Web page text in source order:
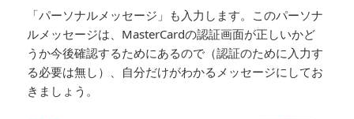
「パーソナルメッセージ」も入力します。このパーソナ
ルメッセージは、MasterCardの認証画面が正しいかど
うか今後確認するためにあるので（認証のために入力す
る必要は無し）、自分だけがわかるメッセージにしてお
きましょう。